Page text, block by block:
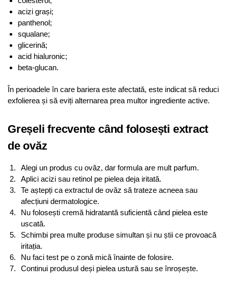
acizi grași;
panthenol;
squalane;
glicerină;
acid hialuronic;
beta-glucan.
În perioadele în care bariera este afectată, este indicat să reduci
exfolierea și să eviți alternarea prea multor ingrediente active.
Greșeli frecvente când folosești extract
de ovăz
Alegi un produs cu ovăz, dar formula are mult parfum.
Aplici acizi sau retinol pe pielea deja iritată.
Te aștepți ca extractul de ovăz să trateze acneea sau
afecțiuni dermatologice.
Nu folosești cremă hidratantă suficientă când pielea este
uscată.
Schimbi prea multe produse simultan și nu știi ce provoacă
iritația.
Nu faci test pe o zonă mică înainte de folosire.
Continui produsul deși pielea ustură sau se înroșește.